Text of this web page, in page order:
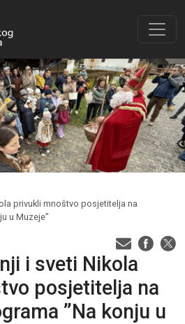
privukli mnoštvo posjetitelja na
u Muzeje”
i sveti Nikola
posjetitelja na
”Na konju u